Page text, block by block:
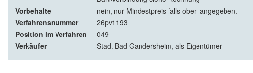
Vorbehalte
nein, nur Mindestpreis falls oben angegeben.
Verfahrensnummer
26pv1193
Position im Verfahren
049
Verkäufer
Stadt Bad Gandersheim, als Eigentümer